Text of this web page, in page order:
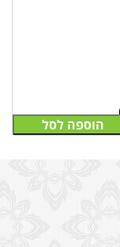
הוספה לסל